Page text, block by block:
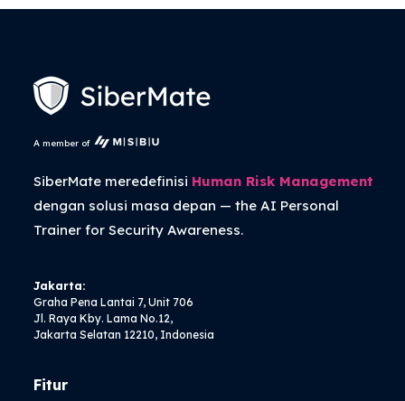
A member of
SiberMate meredefinisi Human Risk Management
dengan solusi masa depan — theAI Personal
Trainerfor Security Awareness.
Jakarta:
Graha Pena Lantai 7, Unit 706
Jl. Raya Kby. Lama No.12,
Jakarta Selatan 12210, Indonesia
Fitur